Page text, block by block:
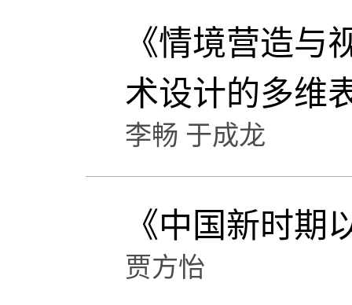
《情境营造
术设计的多维
李畅 于成龙
《中国新时期
贾方怡